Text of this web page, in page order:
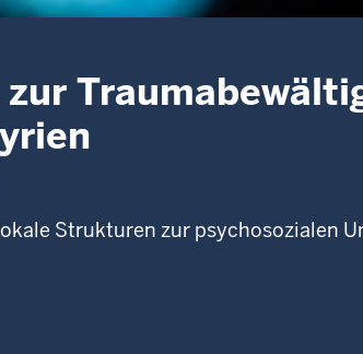
Strukturen zur psychosozialen